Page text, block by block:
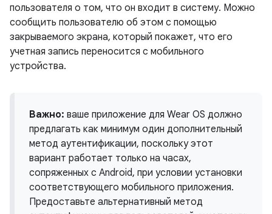
пользователя о том, что он входит в систему. Можно
сообщить пользователю об этом с помощью
закрываемого экрана, который покажет, что его
учетная запись переносится с мобильного
устройства.
Важно: ваше приложение для Wear OS должно
предлагать как минимум один дополнительный
метод аутентификации, поскольку этот
вариант работает только на часах,
сопряженных с Android, при условии установки
соответствующего мобильного приложения.
Предоставьте альтернативный метод